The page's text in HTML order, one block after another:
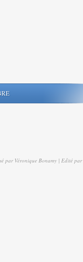
par Véronique Bonamy | Edité par